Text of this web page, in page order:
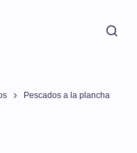
Pescados a la plancha